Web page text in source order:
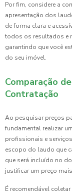
Por fim, considere a
apresentação dos
de forma clara e
todos os resultados e
garantindo que você
do seu imóvel.
Comparação
Contratação
Ao pesquisar preços
fundamental realizar
profissionais e
escopo do laudo que
que será incluído no
justificar um preço
É recomendável